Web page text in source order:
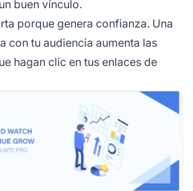
buen vínculo.
porque genera confianza. Una
con tu audiencia aumenta las
hagan clic en tus enlaces de